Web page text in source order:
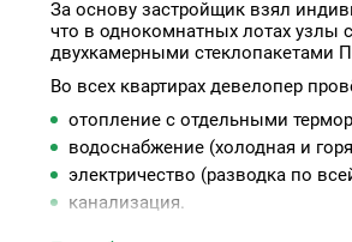
За основу застройщик взял
что в однокомнатных лотах
двухкамерными стеклопакетами
Во всех квартирах девелопер
отопление с отдельными
водоснабжение (холодная и
электричество (разводка по
канализация.
В каждом подъезде оборудовано